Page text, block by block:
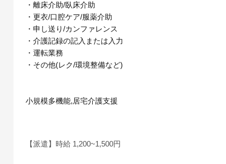
・離床介助/臥床介助
・更衣/口腔ケア/服薬介助
・申し送り/カンファレンス
・介護記録の記入または入力
・運転業務
・その他(レク/環境整備など)
小規模多機能,居宅介護支援
【派遣】時給 1,200~1,500円